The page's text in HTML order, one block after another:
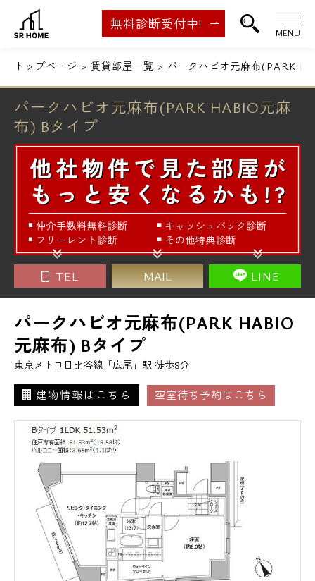
無料診断受付中!
MENU
トップページ 賃貸部屋一覧 パークハビオ元麻布(PARK
パークハビオ元麻布(PARK HABIO元麻
布) Bタイプ
TEL MAIL LINE
パークハビオ元麻布(PARK HABIO
元麻布) Bタイプ
東京メトロ日比谷線「広尾」駅 徒歩8分
建物情報はこちら 空室待ち予約はこちら